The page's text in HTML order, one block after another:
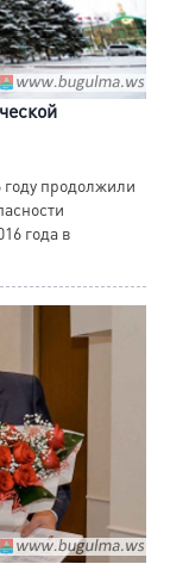
продолжили
года в